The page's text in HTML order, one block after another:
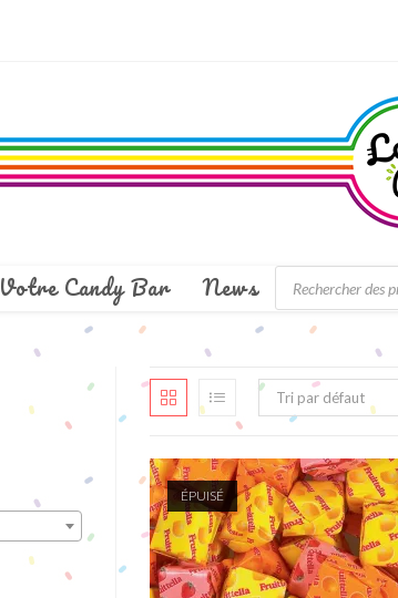
Votre Candy Bar News
de
produits
Tri par défaut
ÉPUISÉ